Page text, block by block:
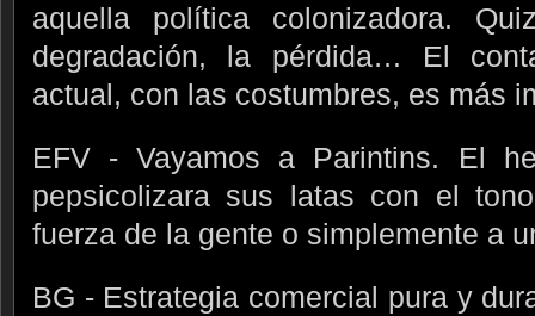
aquella política colonizadora.
degradación, la pérdida… El
actual, con las costumbres, es más
EFV - Vayamos a Parintins. El
pepsicolizara sus latas con el
fuerza de la gente o simplemente a
BG - Estrategia comercial pura y